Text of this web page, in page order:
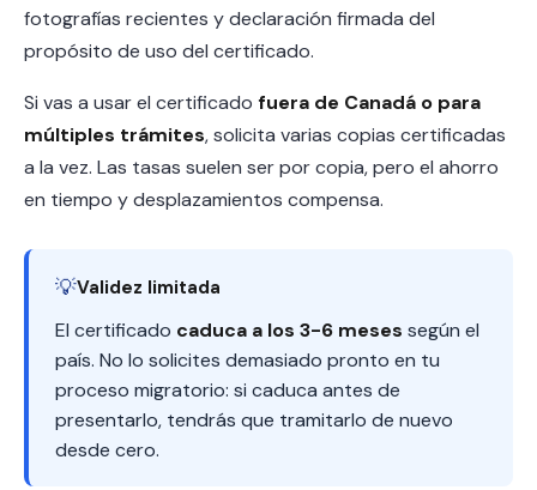
fotografías recientes y declaración firmada del
propósito de uso del certificado.
Si vas a usar el certificado fuera de Canadá o para
múltiples trámites, solicita varias copias certificadas
a la vez. Las tasas suelen ser por copia, pero el ahorro
en tiempo y desplazamientos compensa.
💡Validez limitada
El certificado caduca a los 3-6 meses según el
país. No lo solicites demasiado pronto en tu
proceso migratorio: si caduca antes de
presentarlo, tendrás que tramitarlo de nuevo
desde cero.